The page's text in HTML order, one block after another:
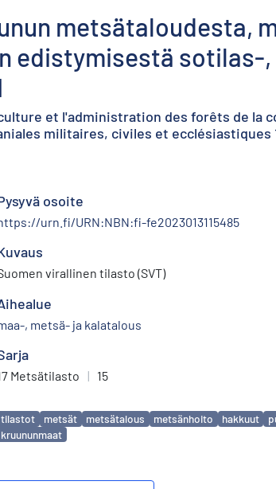
metsätaloudesta,
edistymisestä sotilas-
et l'administration des forêts de la
militaires, civiles et ecclésiastiques
osoite
urn.fi/URN:NBN:fi-fe2023013115485
virallinen tilasto (SVT)
, metsä- ja kalatalous
Metsätilasto | 15
tilastot metsät metsätalous metsänhoito hakkuut
kruununmaat